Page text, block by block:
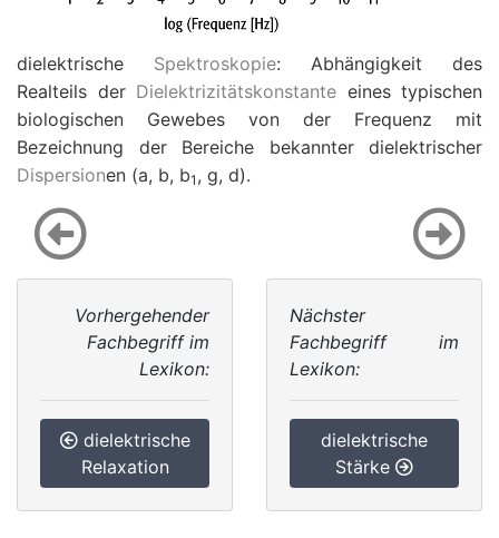
dielektrische Spektroskopie: Abhängigkeit des
Realteils der Dielektrizitätskonstante eines typischen
biologischen Gewebes von der Frequenz mit
Bezeichnung der Bereiche bekannter dielektrischer
Dispersionen (a, b, b1 , g, d).
Vorhergehender
Fachbegriff im
Lexikon:
dielektrische
Relaxation
Nächster
Fachbegriff im
Lexikon:
dielektrische
Stärke